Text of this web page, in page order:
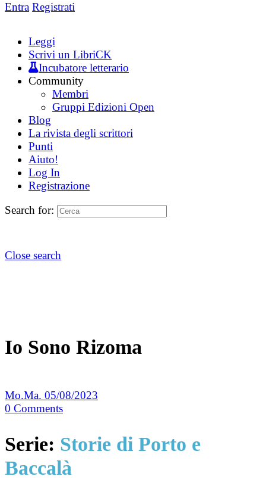
Entra Registrati
Leggi
Scrivi un LibriCK
Incubatore letterario
Community
Membri
Gruppi Edizioni Open
Blog
La rivista degli scrittori
Punti
Aiuto!
Log In
Registrazione
Search for:
Close search
Io Sono Rizoma
Mo.Ma. 05/08/2023
0 Comments
Serie: Storie di Porto e
Baccalà